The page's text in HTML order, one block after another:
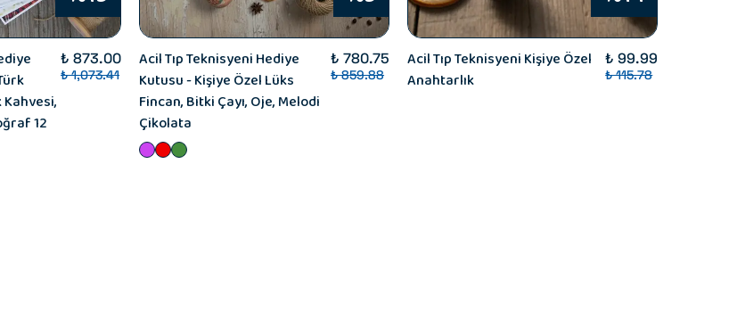
Kahvesi,
12
₺ 873.00
₺ 1,073.41
Acil Tıp Teknisyeni Hediye
Kutusu - Kişiye Özel Lüks
Fincan, Bitki Çayı, Oje, Melodi
Çikolata
₺ 780.75
₺ 859.88
Acil Tıp Teknisyeni Kişiye Özel
Anahtarlık
₺ 99.99
₺ 115.78